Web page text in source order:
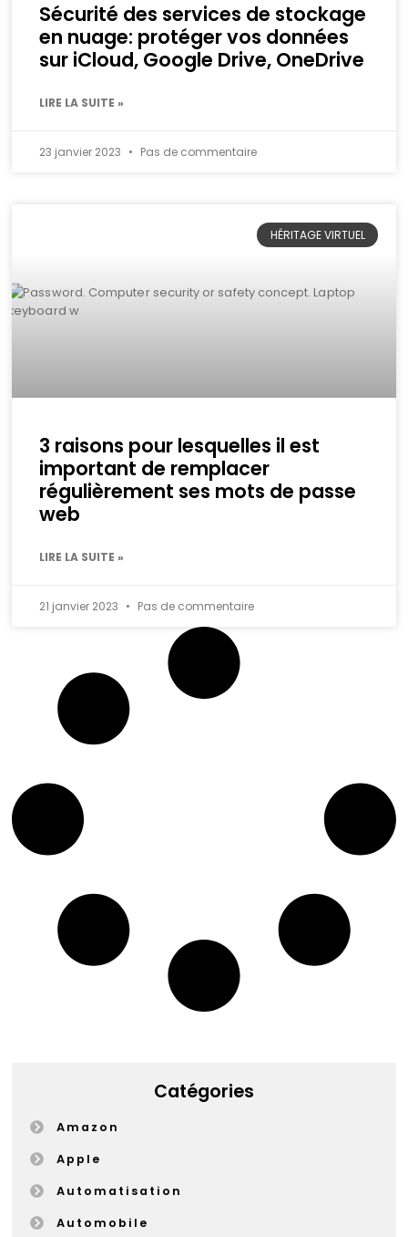
Sécurité des services de stockage
en nuage: protéger vos données
sur iCloud, Google Drive, OneDrive
LIRE LA SUITE »
23 janvier 2023 Pas de commentaire
HÉRITAGE VIRTUEL
3 raisons pour lesquelles il est
important de remplacer
régulièrement ses mots de passe
web
LIRE LA SUITE »
21 janvier 2023 Pas de commentaire
Catégories
Amazon
Apple
Automatisation
Automobile